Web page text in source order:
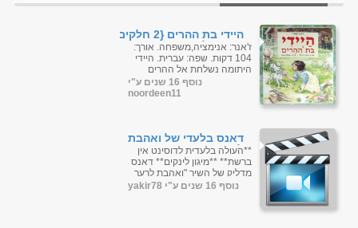
היידי בת ההרים {2 חלקים}
מדובב לעברית
ז'אנר: אנימציה,משפחה. אורך:
104 דקות. שפה: עברית. היידי
היתומה נשלחת אל ההרים
בכדי לחיות עם סבא הרגזן
והחמוץ פנים אשר מעולם לא
נוסף 16 שנים ע"י
noordeen11
דאנס בלעדי של ואהבת
לרעך כמוך (חם) רק
בדוסינט
**העולה בלעדית לדוסינט אין
ברשת** **מיגון לינקים** דאנס
מדליק של השיר "ואהבת לרעך
כמוך" וממוקסס עם השיר "קול
נוסף 16 שנים ע"י yakir78